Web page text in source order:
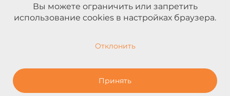
Вы можете ограничить или запретить
использование cookies в настройках браузера.
Отклонить
Принять